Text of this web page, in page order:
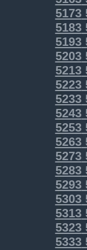
5173
5183
5193
5203
5213
5223
5233
5243
5253
5263
5273
5283
5293
5303
5313
5323
5333